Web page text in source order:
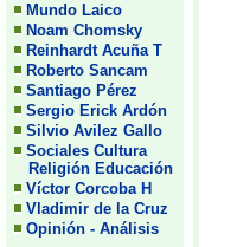
Mundo Laico
Noam Chomsky
Reinhardt Acuña T
Roberto Sancam
Santiago Pérez
Sergio Erick Ardón
Silvio Avilez Gallo
Sociales Cultura
Religión Educación
Víctor Corcoba H
Vladimir de la Cruz
Opinión - Análisis